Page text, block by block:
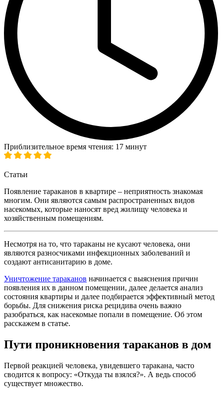
Приблизительное время чтения: 17 минут
Статьи
Появление тараканов в квартире – неприятность знакомая
многим. Они являются самым распространенных видов
насекомых, которые наносят вред жилищу человека и
хозяйственным помещениям.
Несмотря на то, что тараканы не кусают человека, они
являются разносчиками инфекционных заболеваний и
создают антисанитарию в доме.
Уничтожение тараканов начинается с выяснения причин
появления их в данном помещении, далее делается анализ
состояния квартиры и далее подбирается эффективный метод
борьбы. Для снижения риска рецидива очень важно
разобраться, как насекомые попали в помещение. Об этом
расскажем в статье.
Пути проникновения тараканов в дом
Первой реакцией человека, увидевшего таракана, часто
сводится к вопросу: «Откуда ты взялся?». А ведь способ
существует множество.